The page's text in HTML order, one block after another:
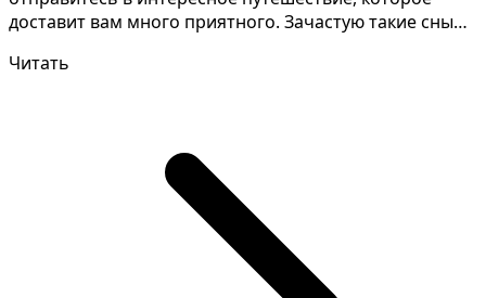
доставит вам много приятного. Зачастую такие сны
Читать